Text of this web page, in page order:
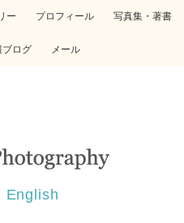
ー プロフィール 写真集・著書
ブログ メール
English